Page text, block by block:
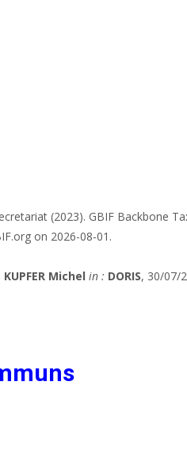
(2023). GBIF Backbone
on 2026-08-01.
Michel in : DORIS, 30/07/